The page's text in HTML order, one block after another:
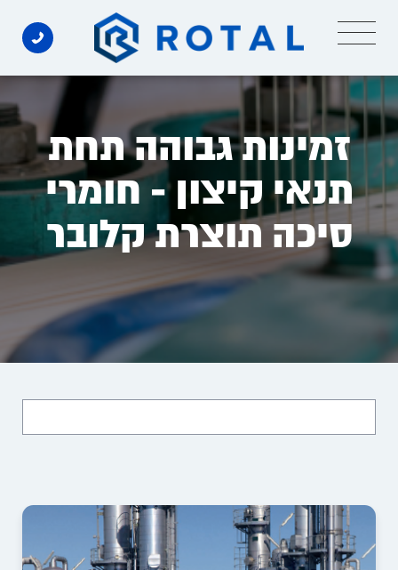
content
זמינות גבוהה תחת
תנאי קיצון - חומרי
סיכה תוצרת קלובר
כל התכנים